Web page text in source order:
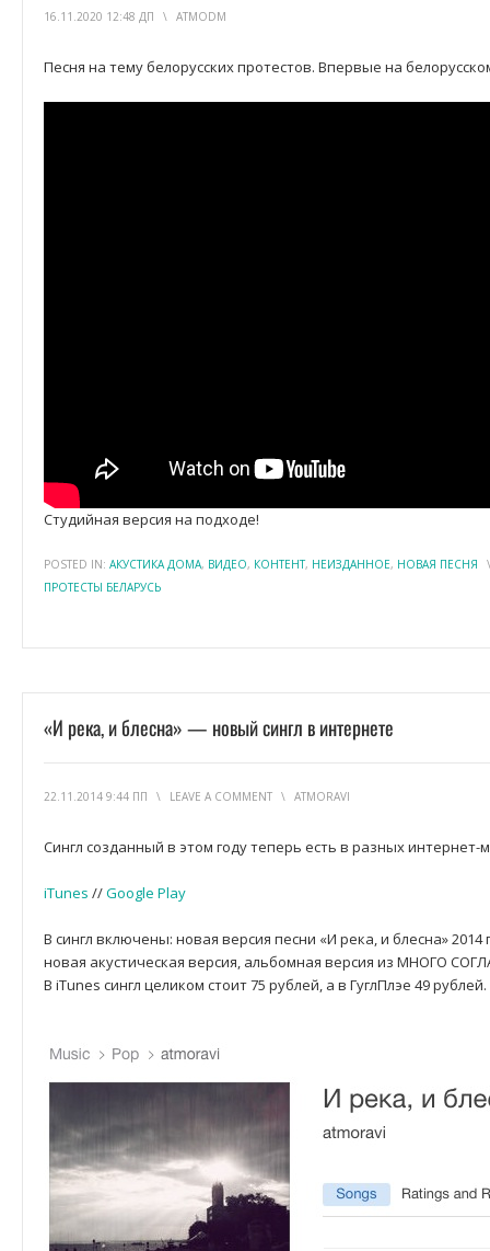
16.11.2020 12:48 ДП \ ATMODM
Песня на тему белорусских протестов. Впервые на
Студийная версия на подходе!
POSTED IN: АКУСТИКА ДОМА, ВИДЕО, КОНТЕНТ, НЕИЗДАННОЕ, НОВАЯ ПЕСНЯ
ПРОТЕСТЫ БЕЛАРУСЬ
«И река, и блесна» — новый сингл в интернете
22.11.2014 9:44 ПП \ LEAVE A COMMENT \ ATMORAVI
Сингл созданный в этом году теперь есть в разных интернет-
iTunes //Google Play
В сингл включены: новая версия песни «И река, и блесна»
новая акустическая версия, альбомная версия из МНОГО
В iTunes сингл целиком стоит 75 рублей, а в ГуглПлэе 49 рублей.